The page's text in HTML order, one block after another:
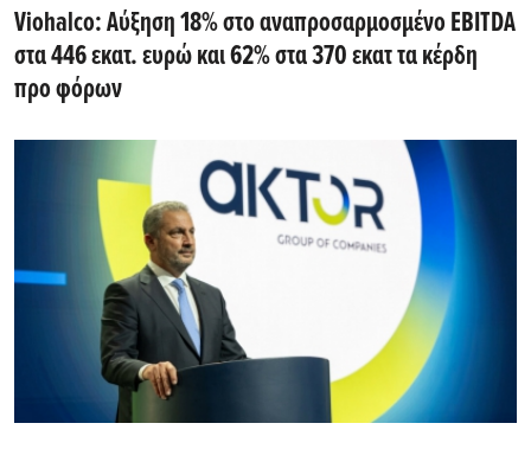
Viohalco: Αύξηση 18% στο αναπροσαρμοσμένο EBITDA
στα 446 εκατ. ευρώ και 62% στα 370 εκατ τα κέρδη
προ φόρων